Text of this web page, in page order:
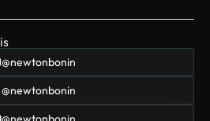
@newtonbonin
@newtonbonin